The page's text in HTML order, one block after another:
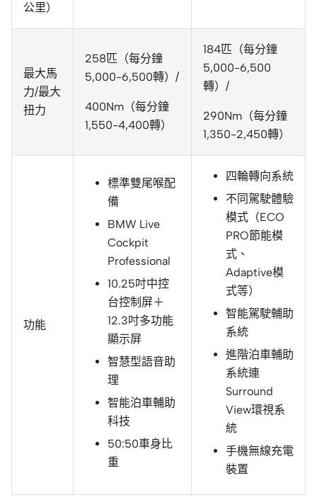
公里）
最大馬
力/最大
扭力
258匹（每分鐘
5,000-6,500轉）/
400Nm（每分鐘
1,550-4,400轉）
184匹（每分鐘
5,000-6,500
轉）/
290Nm（每分鐘
1,350-2,450轉）
功能
標準雙尾喉配
備
BMW Live
Cockpit
Professional
10.25吋中控
台控制屏＋
12.3吋多功能
顯示屏
智慧型語音助
理
智能泊車輔助
科技
50:50車身比
重
四輪轉向系統
不同駕駛體驗
模式（ECO
PRO節能模
式、
Adaptive模
式等）
智能駕駛輔助
系統
進階泊車輔助
系統連
Surround
View環視系
統
手機無線充電
裝置